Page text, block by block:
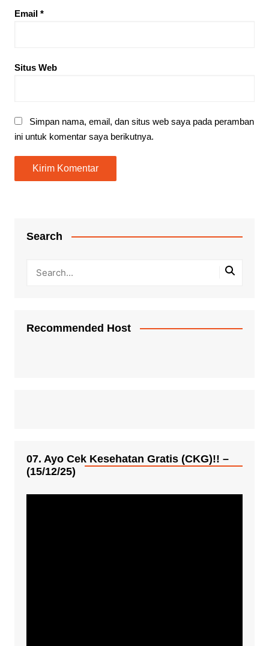
Email *
Situs Web
Simpan nama, email, dan situs web saya pada peramban
ini untuk komentar saya berikutnya.
Search
Recommended Host
07. Ayo Cek Kesehatan Gratis (CKG)!! –
(15/12/25)